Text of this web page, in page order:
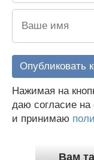
Нажимая на
даю согласие на
и принимаю
Вам